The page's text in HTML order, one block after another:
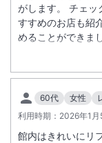
がします。 チェックアウトの時も、わさび漬けと温泉饅頭のお
すすめのお店も紹
めることができました。 とてもよい旅行になりま
しい宿を紹介いた
60代 女性
利用時期： 2026年1月
館内はきれいにリ